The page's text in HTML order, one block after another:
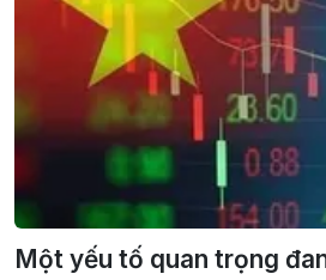
Một yếu tố quan trọng